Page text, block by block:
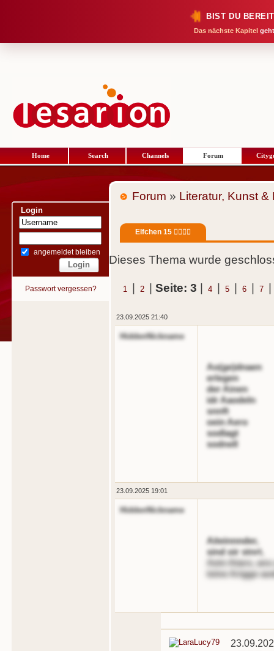
BIST DU
Das nächste Kapitel
Home Search Channels Forum
Login
angemeldet bleiben
Passwort vergessen?
Forum » Literatur, Kunst &
Elfchen 15 🧚‍♀️🧚‍♂️
Dieses Thema wurde
1 | 2 | Seite: 3 | 4 | 5 | 6 | 7 |
23.09.2025 21:40
HiddenNickname
Ao(ge)dnaen
erlegen
der Ainen
idr Aaodeln
snnft
oein Aero
sodlagt
sodnell
23.09.2025 19:01
HiddenNickname
Aiteinnnder,
sind oir stnrt.
Aein Ataro,
teine Arigge